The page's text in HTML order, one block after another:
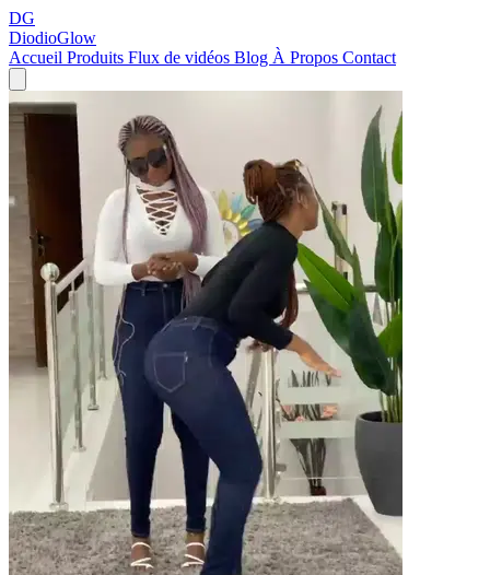
DG
DiodioGlow
Accueil Produits Flux de vidéos Blog À Propos Contact